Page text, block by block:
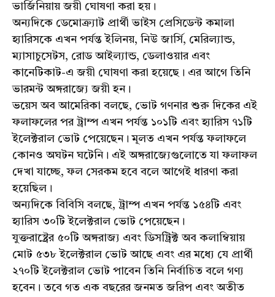
ভার্জিনিয়ায় জয়ী ঘোষণা করা হয়।
অন্যদিকে ডেমোক্র্যাট প্রার্থী ভাইস প্রেসিডেন্ট কমালা
হ্যারিসকে এখন পর্যন্ত ইলিনয়, নিউ জার্সি, মেরিল্যান্ড,
ম্যাসাচুসেটস, রোড আইল্যান্ড, ডেলাওয়ার এবং
কানেটিকাট-এ জয়ী ঘোষণা করা হয়েছে। এর আগে তিনি
ভারমন্ট অঙ্গরাজ্যে জয়ী হন।
ভয়েস অব আমেরিকা বলছে, ভোট গণনার শুরু দিকের এই
ফলাফলের পর ট্রাম্প এখন পর্যন্ত ১০১টি এবং হ্যারিস ৭১টি
ইলেক্টরাল ভোট পেয়েছেন। মূলত এখন পর্যন্ত ফলাফলে
কোনও অঘটন ঘটেনি। এই অঙ্গরাজ্যেগুলোতে যা ফলাফল
দেখা যাচ্ছে, ফল সেরকম হবে বলে আগেই ধারণা করা
হয়েছিল।
অন্যদিকে বিবিসি বলছে, ট্রাম্প এখন পর্যন্ত ১৫৪টি এবং
হ্যারিস ৩০টি ইলেক্টরাল ভোট পেয়েছেন।
যুক্তরাষ্ট্রের ৫০টি অঙ্গরাজ্য এবং ডিসট্রিক্ট অব কলাম্বিয়ায়
মোট ৫৩৮ ইলেক্টরাল ভোট আছে এবং এর মধ্যে যে প্রার্থী
২৭০টি ইলেক্টরাল ভোট পাবেন তিনি নির্বাচিত বলে গণ্য
হবেন। তবে গত এক বছরের জনমত জরিপ এবং অতীত